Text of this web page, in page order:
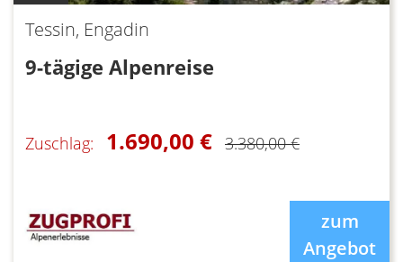
Tessin, Engadin
9-tägige Alpenreise
Zuschlag: 1.690,00 € 3.380,00 €
zum
Angebot